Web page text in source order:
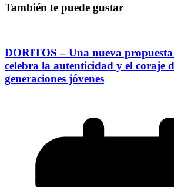
También te puede gustar
DORITOS – Una nueva
celebra la autenticidad y el coraje
generaciones jóvenes